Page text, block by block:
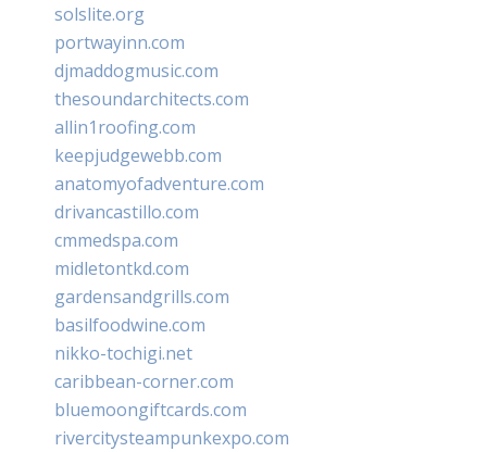
solslite.org
portwayinn.com
djmaddogmusic.com
thesoundarchitects.com
allin1roofing.com
keepjudgewebb.com
anatomyofadventure.com
drivancastillo.com
cmmedspa.com
midletontkd.com
gardensandgrills.com
basilfoodwine.com
nikko-tochigi.net
caribbean-corner.com
bluemoongiftcards.com
rivercitysteampunkexpo.com